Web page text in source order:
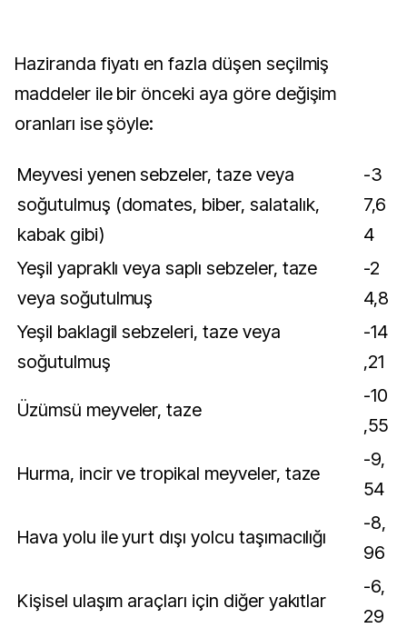
Haziranda fiyatı en fazla düşen seçilmiş
maddeler ile bir önceki aya göre değişim
oranları ise şöyle:
Meyvesi yenen sebzeler, taze veya
soğutulmuş (domates, biber, salatalık,
kabak gibi)
-3
7,6
4
Yeşil yapraklı veya saplı sebzeler, taze
veya soğutulmuş
-2
4,8
Yeşil baklagil sebzeleri, taze veya
soğutulmuş
-14
,21
Üzümsü meyveler, taze
-10
,55
Hurma, incir ve tropikal meyveler, taze
-9,
54
Hava yolu ile yurt dışı yolcu taşımacılığı
-8,
96
Kişisel ulaşım araçları için diğer yakıtlar
-6,
29